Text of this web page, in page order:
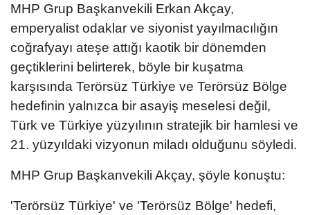
MHP Grup Başkanvekili Erkan Akçay,
emperyalist odaklar ve siyonist yayılmacılığın
coğrafyayı ateşe attığı kaotik bir dönemden
geçtiklerini belirterek, böyle bir kuşatma
karşısında Terörsüz Türkiye ve Terörsüz Bölge
hedefinin yalnızca bir asayiş meselesi değil,
Türk ve Türkiye yüzyılının stratejik bir hamlesi ve
21. yüzyıldaki vizyonun miladı olduğunu söyledi.
MHP Grup Başkanvekili Akçay, şöyle konuştu:
'Terörsüz Türkiye' ve 'Terörsüz Bölge' hedefi,